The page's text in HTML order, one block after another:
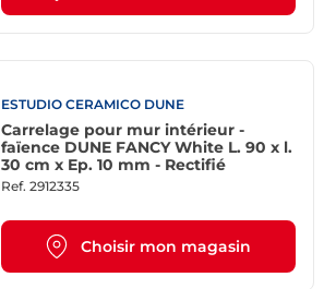
ESTUDIO CERAMICO DUNE
Carrelage pour mur intérieur -
faïence DUNE FANCY White L. 90 x l.
30 cm x Ep. 10 mm - Rectifié
Ref. 2912335
Choisir mon magasin